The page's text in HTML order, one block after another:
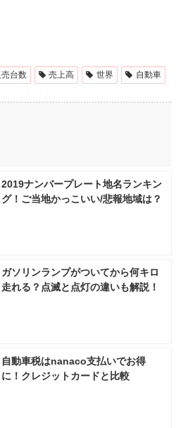
台数 売上高 世界 自動車
2019ナンバープレート地名ランキン
グ！ご当地かっこいい/悲報地域は？
ガソリンランプがついてから何キロ
走れる？点滅と点灯の違いも解説！
自動車税はnanaco支払いでお得
に！クレジットカードと比較